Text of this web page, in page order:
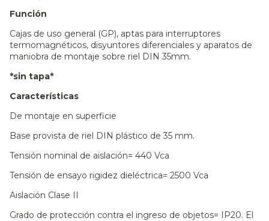
Función
Cajas de uso general (GP), aptas para interruptores
termomagnéticos, disyuntores diferenciales y aparatos de
maniobra de montaje sobre riel DIN 35mm.
*sin tapa*
Características
De montaje en superficie
Base provista de riel DIN plástico de 35 mm.
Tensión nominal de aislación= 440 Vca
Tensión de ensayo rigidez dieléctrica= 2500 Vca
Aislación Clase II
Grado de protección contra el ingreso de objetos= IP20. El